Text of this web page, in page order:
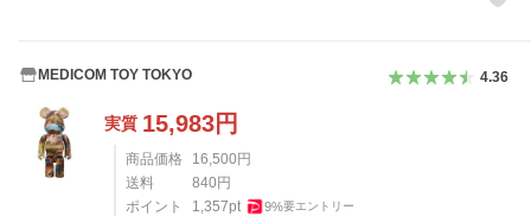
MEDICOM TOY TOKYO 4.36
実質 15,983円
商品価格 16,500 円
送料
840 円
ポイント
1,357pt 9%要エントリー